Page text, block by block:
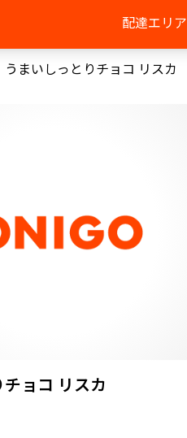
配達エリア
うまいしっとりチョコ リスカ
ョコ リスカ